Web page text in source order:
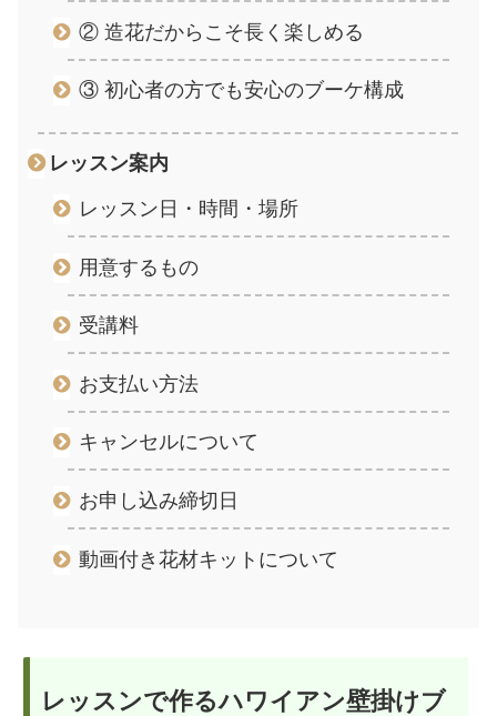
② 造花だからこそ長く楽しめる
③ 初心者の方でも安心のブーケ構成
レッスン案内
レッスン日・時間・場所
用意するもの
受講料
お支払い方法
キャンセルについて
お申し込み締切日
動画付き花材キットについて
レッスンで作るハワイアン壁掛けブ